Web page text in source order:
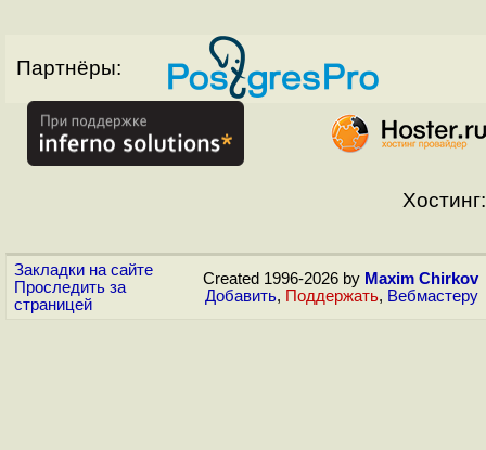
Партнёры:
Хостинг:
Закладки на сайте
Проследить за
страницей
Created 1996-2026 by Maxim Chirkov
Добавить, Поддержать, Вебмастеру